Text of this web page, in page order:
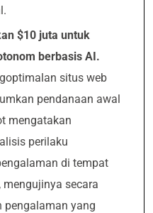
$10 juta untuk
berbasis AI.
situs web
pendanaan awal
mengatakan
perilaku
di tempat
secara
pengalaman yang